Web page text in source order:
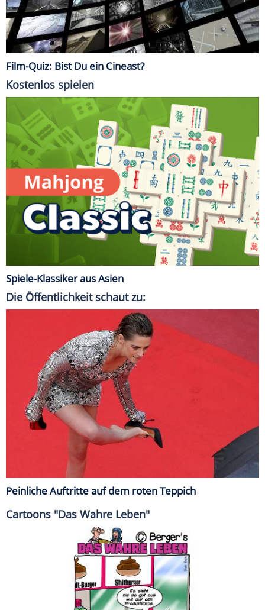
Film-Quiz: Bist Du ein Cineast?
Kostenlos spielen
Spiele-Klassiker aus Asien
Die Öffentlichkeit schaut zu:
Peinliche Auftritte auf dem roten Teppich
Cartoons "Das Wahre Leben"